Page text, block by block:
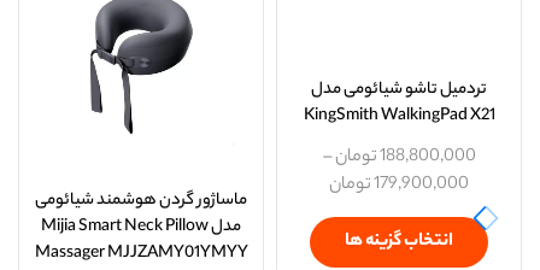
تردمیل تاشو شیائومی مدل
KingSmith WalkingPad X21
188,800,000تومان–
179,900,000تومان
انتخاب گزینه ها
ماساژور گردن هوشمند شیائومی
مدل Mijia Smart Neck Pillow
Massager MJJZAMY01YMYY